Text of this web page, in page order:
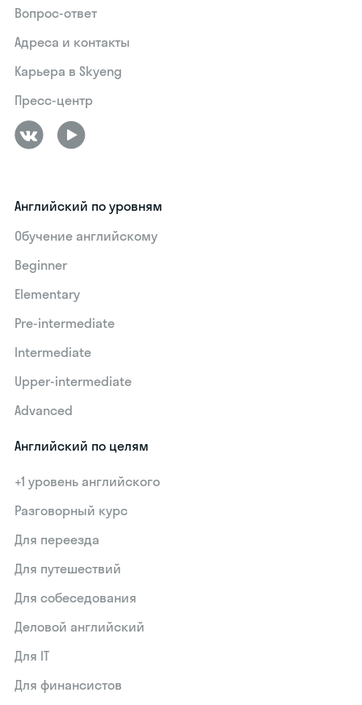
Вопрос-ответ
Адреса и контакты
Карьера в Skyeng
Пресс-центр
Английский по уровням
Обучение английскому
Beginner
Elementary
Pre-intermediate
Intermediate
Upper-intermediate
Advanced
Английский по целям
+1 уровень английского
Разговорный курс
Для переезда
Для путешествий
Для собеседования
Деловой английский
Для IT
Для финансистов